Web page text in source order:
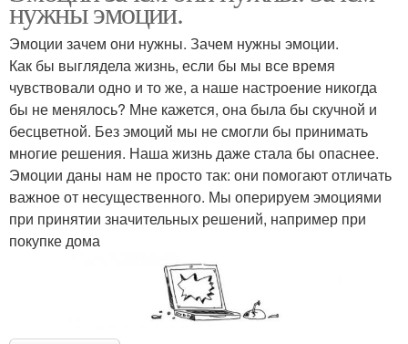
нужны эмоции.
Эмоции зачем они нужны. Зачем нужны эмоции.
Как бы выглядела жизнь, если бы мы все время
чувствовали одно и то же, а наше настроение никогда
бы не менялось? Мне кажется, она была бы скучной и
бесцветной. Без эмоций мы не смогли бы принимать
многие решения. Наша жизнь даже стала бы опаснее.
Эмоции даны нам не просто так: они помогают отличать
важное от несущественного. Мы оперируем эмоциями
при принятии значительных решений, например при
покупке дома